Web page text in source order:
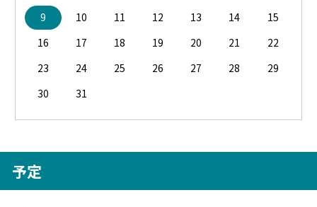
9
10 11 12 13 14
15
16
17 18 19 20 21
22
23
24 25 26 27 28
29
30
31
予定